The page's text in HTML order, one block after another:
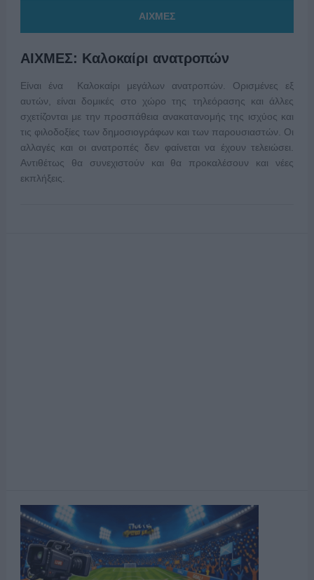
ΑΙΧΜΕΣ
ΑΙΧΜΕΣ: Καλοκαίρι ανατροπών
Είναι ένα Καλοκαίρι μεγάλων ανατροπών. Ορισμένες εξ
αυτών, είναι δομικές στο χώρο της τηλεόρασης και άλλες
σχετίζονται με την προσπάθεια ανακατανομής της ισχύος και
τις φιλοδοξίες των δημοσιογράφων και των παρουσιαστών. Οι
αλλαγές και οι ανατροπές δεν φαίνεται να έχουν τελειώσει.
Αντιθέτως θα συνεχιστούν και θα προκαλέσουν και νέες
εκπλήξεις.